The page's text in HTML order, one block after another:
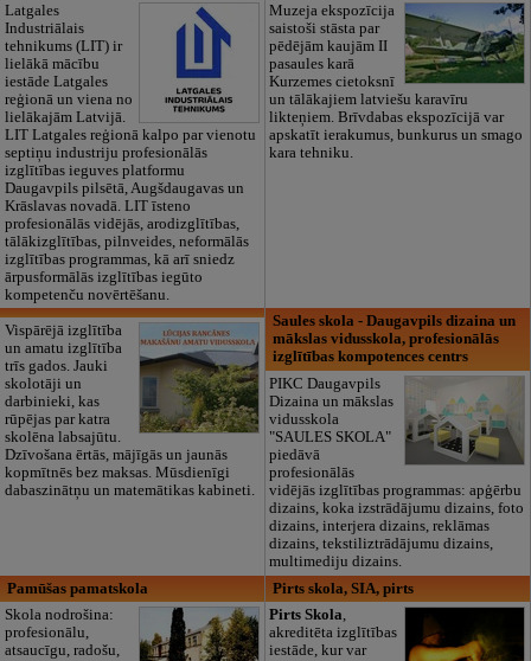
Latgales
Industriālais
tehnikums (LIT) ir
lielākā mācību
iestāde Latgales
reģionā un viena no
lielākajām Latvijā.
LIT Latgales reģionā kalpo par vienotu
septiņu industriju profesionālās
izglītības ieguves platformu
Daugavpils pilsētā, Augšdaugavas un
Krāslavas novadā. LIT īsteno
profesionālās vidējās, arodizglītības,
tālākizglītības, pilnveides, neformālās
izglītības programmas, kā arī sniedz
ārpusformālās izglītības iegūto
kompetenču novērtēšanu.
Muzeja ekspozīcija
saistoši stāsta par
pēdējām kaujām II
pasaules karā
Kurzemes cietoksnī
un tālākajiem latviešu karavīru
likteņiem. Brīvdabas ekspozīcijā var
apskatīt ierakumus, bunkurus un smago
kara tehniku.
Vispārējā izglītība
un amatu izglītība
trīs gados. Jauki
skolotāji un
darbinieki, kas
rūpējas par katra
skolēna labsajūtu.
Dzīvošana ērtās, mājīgās un jaunās
kopmītnēs bez maksas. Mūsdienīgi
dabaszinātņu un matemātikas kabineti.
Saules skola - Daugavpils dizaina un
mākslas vidusskola, profesionālās
izglītības kompotences centrs
PIKC Daugavpils
Dizaina un mākslas
vidusskola
"SAULES SKOLA"
piedāvā
profesionālās
vidējās izglītības programmas: apģērbu
dizains, koka izstrādājumu dizains, foto
dizains, interjera dizains, reklāmas
dizains, tekstiliztrādājumu dizains,
multimediju dizains.
Pamūšas pamatskola
Skola nodrošina:
profesionālu,
atsaucīgu, radošu,
Pirts skola, SIA, pirts
Pirts Skola,
akreditēta izglītības
iestāde, kur var